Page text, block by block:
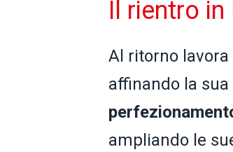
Il rientro
Al ritorno
affinando la
ampliando le